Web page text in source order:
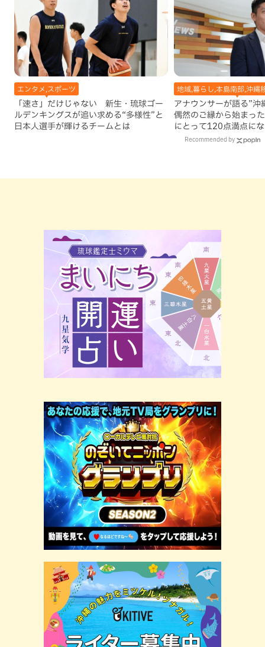
エンタメ,スポーツ
「速さ」だけじゃない 新生・琉球ゴー
ルデンキングスが追い求める“多様性”と
日本人選手が輝けるチームとは
地域,暮らし,本島南部,沖縄
アナウンサーが語る”沖
偶然のご縁から始まっ
にとって120点満点に
Recommended by